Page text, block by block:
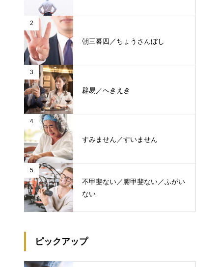
2
朝三暮四／ちょうさんぼし
3
辟易／へきえき
4
すみません／すいません
5
不甲斐ない／腑甲斐ない／ふがい
ない
ピックアップ